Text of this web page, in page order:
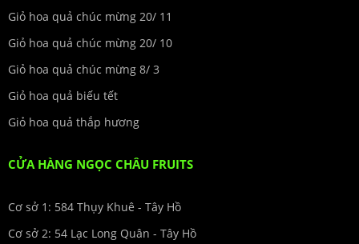
Giỏ hoa quả chúc mừng 20/ 11
Giỏ hoa quả chúc mừng 20/ 10
Giỏ hoa quả chúc mừng 8/ 3
Giỏ hoa quả biếu tết
Giỏ hoa quả thắp hương
CỬA HÀNG NGỌC CHÂU FRUITS
Cơ sở 1: 584 Thụy Khuê - Tây Hồ
Cơ sở 2: 54 Lạc Long Quân - Tây Hồ